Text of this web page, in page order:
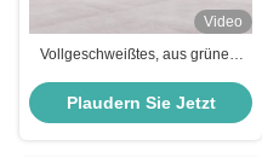
Video
Vollgeschweißtes, aus grünem
Container Cabin House OEM
Plaudern Sie Jetzt